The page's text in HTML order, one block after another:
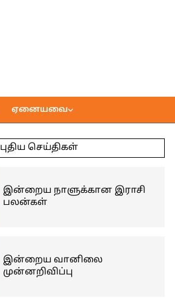
ஏனையவை
புதிய செய்திகள்
இன்றைய நாளுக்கான இராசி
பலன்கள்
இன்றைய வானிலை
முன்னறிவிப்பு